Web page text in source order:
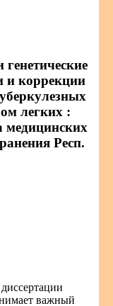
и коррекции
легких :
медицинских
Респ.
важный